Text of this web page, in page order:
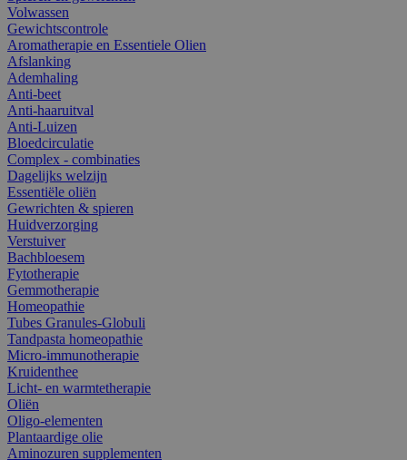
Volwassen
Gewichtscontrole
Aromatherapie en Essentiele Olien
Afslanking
Ademhaling
Anti-beet
Anti-haaruitval
Anti-Luizen
Bloedcirculatie
Complex - combinaties
Dagelijks welzijn
Essentiële oliën
Gewrichten & spieren
Huidverzorging
Verstuiver
Bachbloesem
Fytotherapie
Gemmotherapie
Homeopathie
Tubes Granules-Globuli
Tandpasta homeopathie
Micro-immunotherapie
Kruidenthee
Licht- en warmtetherapie
Oliën
Oligo-elementen
Plantaardige olie
Aminozuren supplementen